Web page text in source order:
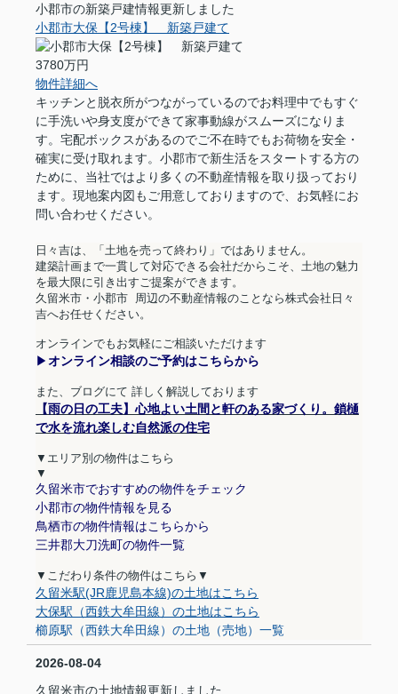
小郡市の新築戸建情報更新しました
小郡市大保【2号棟】 新築戸建て
3780万円
物件詳細へ
キッチンと脱衣所がつながっているのでお料理中でもすぐ
に手洗いや身支度ができて家事動線がスムーズになりま
す。宅配ボックスがあるのでご不在時でもお荷物を安全・
確実に受け取れます。小郡市で新生活をスタートする方の
ために、当社ではより多くの不動産情報を取り扱っており
ます。現地案内図もご用意しておりますので、お気軽にお
問い合わせください。
日々吉は、「土地を売って終わり」ではありません。
建築計画まで一貫して対応できる会社だからこそ、土地の魅力
を最大限に引き出すご提案ができます。
久留米市・小郡市
周辺の不動産情報のことなら株式会社日々
吉へお任せください。
オンラインでもお気軽にご相談いただけます
▶︎オンライン相談のご予約はこちらから
また、ブログにて 詳しく解説しております
【雨の日の工夫】心地よい土間と軒のある家づくり。鎖樋
で水を流れ楽しむ自然派の住宅
▼エリア別の物件はこちら
▼
久留米市でおすすめの物件をチェック
小郡市の物件情報を見る
鳥栖市の物件情報はこちらから
三井郡大刀洗町の物件一覧
▼こだわり条件の物件はこちら▼
久留米駅(JR鹿児島本線)の土地はこちら
大保駅（西鉄大牟田線）の土地はこちら
櫛原駅（西鉄大牟田線）の土地（売地）一覧
2026-08-04
久留米市の土地情報更新しました